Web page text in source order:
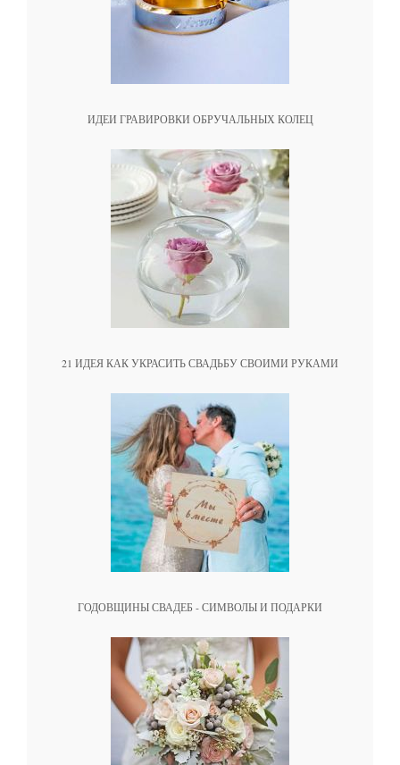
ИДЕИ ГРАВИРОВКИ ОБРУЧАЛЬНЫХ КОЛЕЦ
21 ИДЕЯ КАК УКРАСИТЬ СВАДЬБУ СВОИМИ РУКАМИ
ГОДОВЩИНЫ СВАДЕБ - СИМВОЛЫ И ПОДАРКИ